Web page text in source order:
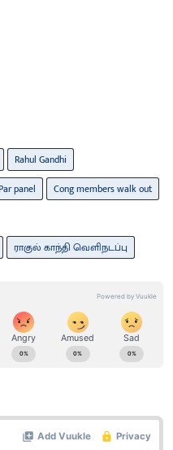
Rahul Gandhi
panel
Cong members walk out
ராகுல் காந்தி வெளிநடப்பு